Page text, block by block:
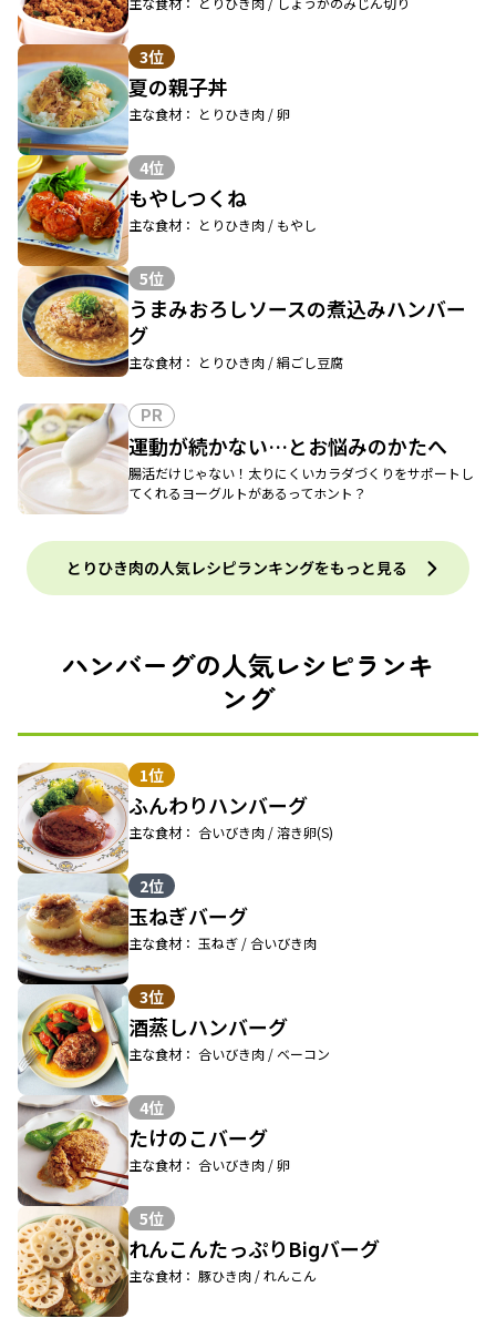
3位
夏の親子丼
主な食材： とりひき肉 / 卵
4位
もやしつくね
主な食材： とりひき肉 / もやし
5位
うまみおろしソースの煮込みハンバー
グ
主な食材： とりひき肉 / 絹ごし豆腐
PR
運動が続かない…とお悩みのかたへ
腸活だけじゃない！太りにくいカラダづくりをサポートし
てくれるヨーグルトがあるってホント？
とりひき肉の人気レシピランキングをもっと見る
ハンバーグの人気レシピランキ
ング
1位
ふんわりハンバーグ
主な食材： 合いびき肉 / 溶き卵(S)
2位
玉ねぎバーグ
主な食材： 玉ねぎ / 合いびき肉
3位
酒蒸しハンバーグ
主な食材： 合いびき肉 / ベーコン
4位
たけのこバーグ
主な食材： 合いびき肉 / 卵
5位
れんこんたっぷりBiɡバーグ
主な食材： 豚ひき肉 / れんこん